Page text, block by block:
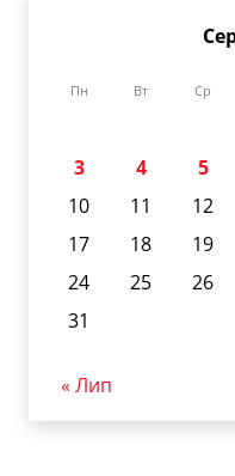
Пн Вт Ср
3
4 5
10
11 12
17
18 19
24
25 26
31
« Лип